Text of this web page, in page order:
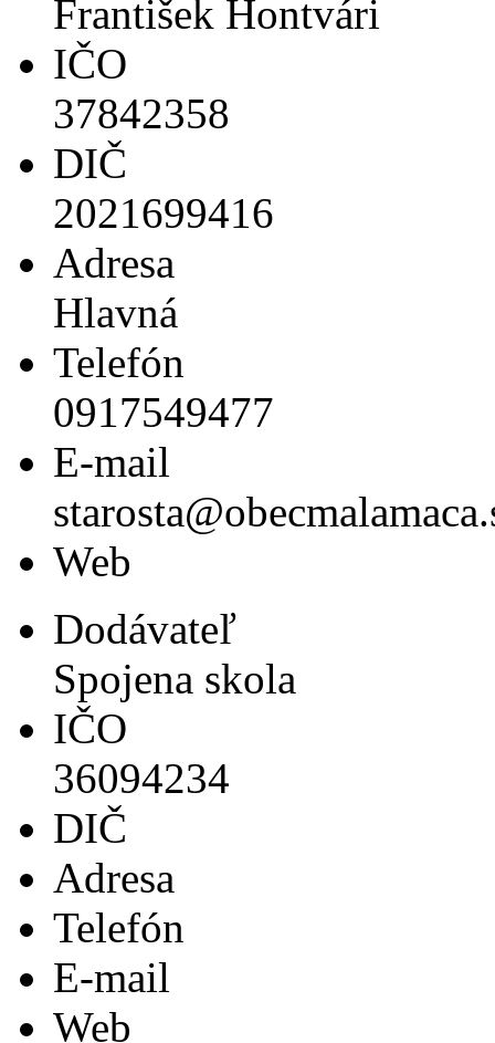
František Hontvári
IČO
37842358
DIČ
2021699416
Adresa
Hlavná
Telefón
0917549477
E-mail
Web
Dodávateľ
Spojena skola
IČO
36094234
DIČ
Adresa
Telefón
E-mail
Web